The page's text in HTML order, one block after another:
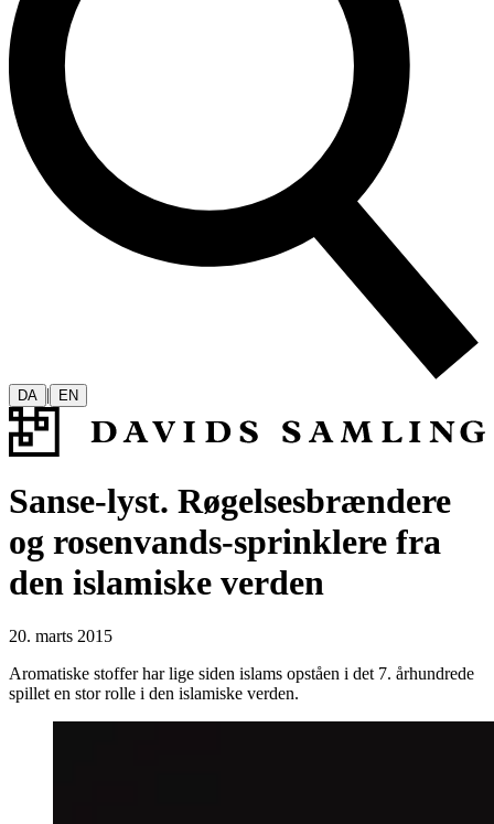
DA | EN
Sanse-lyst. Røgelsesbrændere
og rosenvands-sprinklere fra
den islamiske verden
20. marts 2015
Aromatiske stoffer har lige siden islams opståen i det 7. århundrede
spillet en stor rolle i den islamiske verden.